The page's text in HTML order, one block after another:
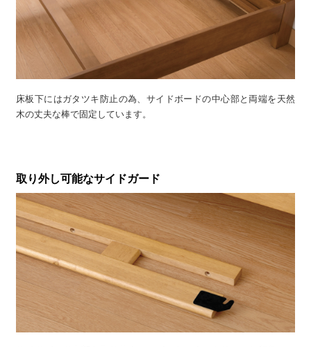
床板下にはガタツキ防止の為、サイドボードの中心部と両端を天然
木の丈夫な棒で固定しています。
取り外し可能なサイドガード